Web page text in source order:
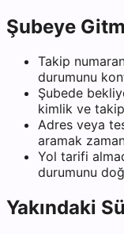
Şubeye
Takip
durumunu
Şubede
kimlik ve
Adres veya
aramak
Yol tarifi
durumunu
Yakındaki